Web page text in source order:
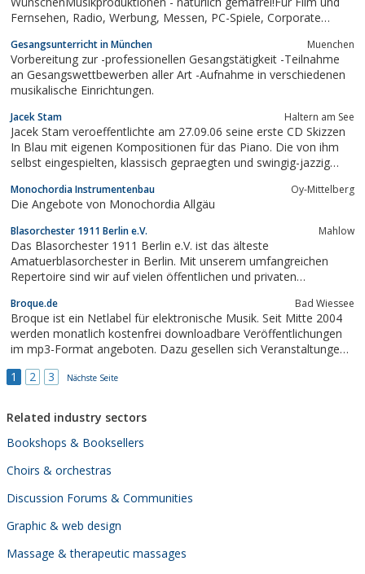
Fernsehen, Radio, Werbung, Messen, PC-Spiele, Corporate
Musikstilen. Nutzen Sie einfachunseren exklusiven Service einer
kostenlosen...
Gesangsunterricht in München Muenchen
Vorbereitung zur -professionellen Gesangstätigkeit -Teilnahme
an Gesangswettbewerben aller Art -Aufnahme in verschiedenen
musikalische Einrichtungen.
Jacek Stam Haltern am See
Jacek Stam veroeffentlichte am 27.09.06 seine erste CD Skizzen
In Blau mit eigenen Kompositionen für das Piano. Die von ihm
selbst eingespielten, klassisch gepraegten und swingig-jazzig
Leitung von Co-Produzent Jochen Boos aufgenommen.Jacek
Stam wurde 1952 in Danzig...
Monochordia Instrumentenbau Oy-Mittelberg
Die Angebote von Monochordia Allgäu
Blasorchester 1911 Berlin e.V. Mahlow
Das Blasorchester 1911 Berlin e.V. ist das älteste
Amatuerblasorchester in Berlin. Mit unserem umfangreichen
Repertoire sind wir auf vielen öffentlichen und privaten
Selbstverständlich können wir auch Ihre Festumzüge musikalisch
unterstützen.
Broque.de Bad Wiessee
Broque ist ein Netlabel für elektronische Musik. Seit Mitte 2004
werden monatlich kostenfrei downloadbare Veröffentlichungen
im mp3-Format angeboten. Dazu gesellen sich Veranstaltungen,
1 2 3 Nächste Seite
Related industry sectors
Bookshops & Booksellers
Choirs & orchestras
Discussion Forums & Communities
Graphic & web design
Massage & therapeutic massages